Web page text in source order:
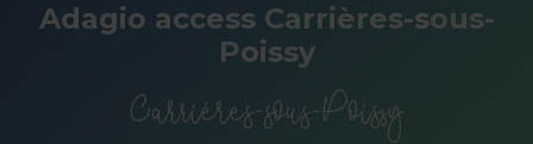
Adagio access Carrières-sous-
Poissy
Carrières-sous-Poissy